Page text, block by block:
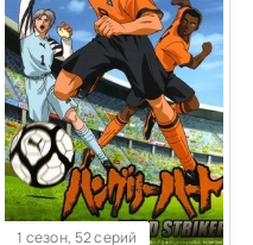
1 сезон, 52 серий